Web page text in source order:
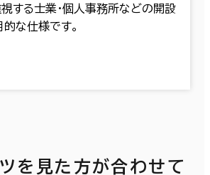
する士業・個人事務所などの開設
な仕様です。
を見た方が合わせて